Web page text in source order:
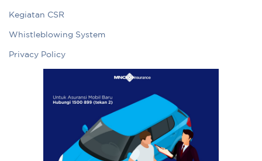
Kegiatan CSR
Whistleblowing System
Privacy Policy